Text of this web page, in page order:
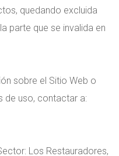
quedando excluida
parte que se invalida en
sobre el Sitio Web o
de uso, contactar a:
Los Restauradores,